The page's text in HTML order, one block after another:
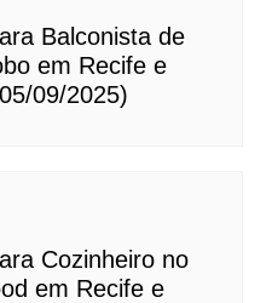
Balconista de
em Recife e
09/2025)
Cozinheiro no
em Recife e